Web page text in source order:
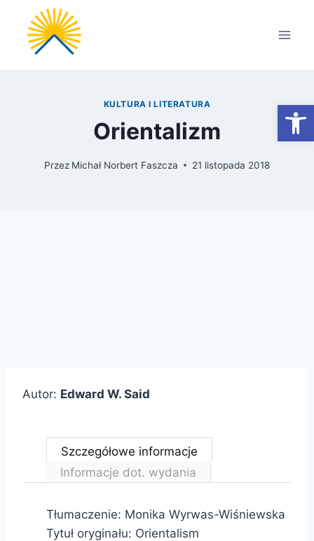
Przejdź
treści
KULTURA I LITERATURA
Orientalizm
Przez Michał Norbert Faszcza 21 listopada 2018
Autor: Edward W. Said
Szczegółowe informacje
Informacje dot. wydania
Tłumaczenie: Monika Wyrwas-Wiśniewska
Tytuł oryginału: Orientalism